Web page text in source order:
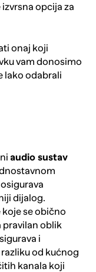
opcija za
onaj koji
vam donosimo
lako odabrali
audio sustav
dijalog.
se obično
pravilan oblik
i
od kućnog
kanala koji